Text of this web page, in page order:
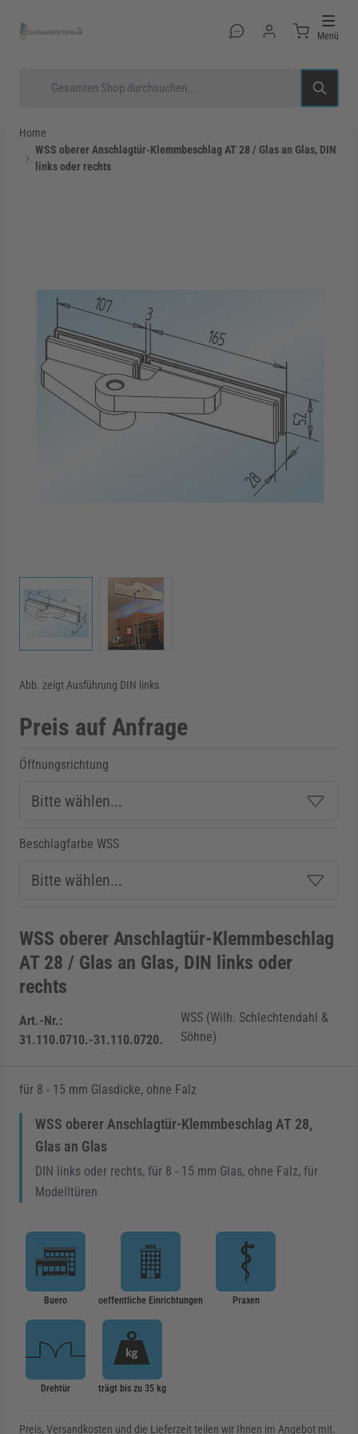
Menü
für Kategorie Beschläge anzeigen
für Kategorie Zargen anzeigen
für Kategorie Aussenverglasung
für Kategorie Angebote anzeigen
Home
WSS oberer Anschlagtür-Klemmbeschlag AT 28 / Glas an Glas, DIN
links oder rechts
View larger imageView larger image
Abb. zeigt Ausführung DIN links
Preis auf Anfrage
Öffnungsrichtung
Beschlagfarbe WSS
WSS oberer Anschlagtür-Klemmbeschlag
AT 28 / Glas an Glas, DIN links oder
rechts
Art.-Nr.:
31.110.0710.-31.110.0720.
WSS (Wilh. Schlechtendahl &
Söhne)
für 8 - 15 mm Glasdicke, ohne Falz
WSS oberer Anschlagtür-Klemmbeschlag AT 28,
Glas an Glas
DIN links oder rechts, für 8 - 15 mm Glas, ohne Falz, für
Modelltüren
Buero oeffentliche Einrichtungen Praxen
Drehtür trägt bis zu 35 kg
Preis, Versandkosten und die Lieferzeit teilen wir Ihnen im Angebot mit.